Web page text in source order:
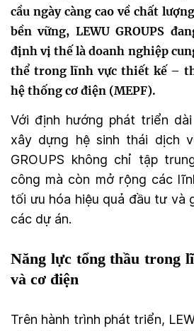
cầu ngày càng cao về chất
bền vững, LEWU GROUPS
định vị thế là doanh nghiệp
thể trong lĩnh vực thiết kế –
hệ thống cơ điện (MEPF).
Với định hướng phát triển
xây dựng hệ sinh thái dịch
GROUPS không chỉ tập
công mà còn mở rộng các
tối ưu hóa hiệu quả đầu tư và
các dự án.
Năng lực tổng thầu trong
và cơ điện
Trên hành trình phát triển,